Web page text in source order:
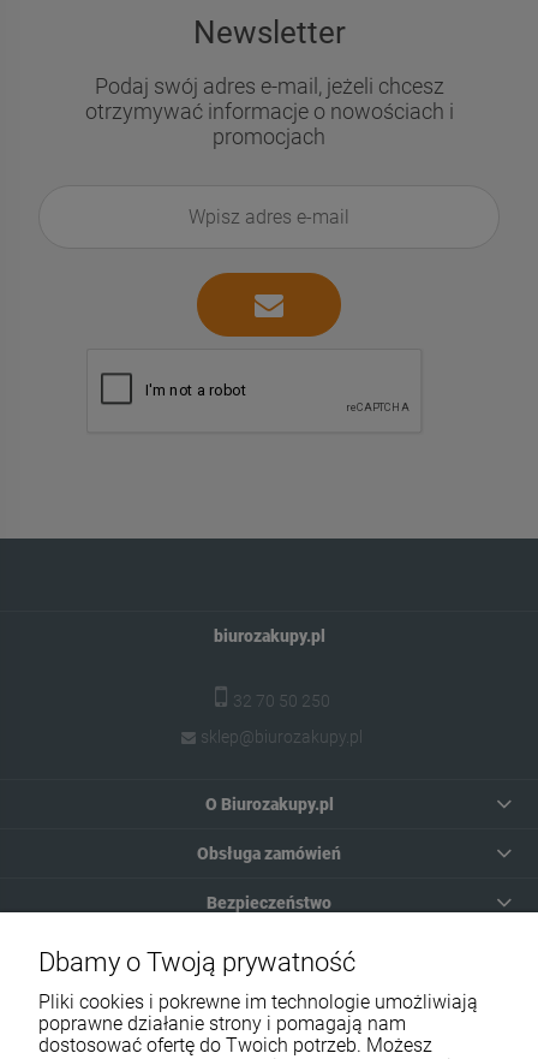
Newsletter
Podaj swój adres e-mail, jeżeli chcesz
otrzymywać informacje o nowościach i
promocjach
biurozakupy.pl
32 70 50 250
sklep@biurozakupy.pl
O Biurozakupy.pl
Obsługa zamówień
Bezpieczeństwo
Moje konto
Pomoc
Dbamy o Twoją prywatność
Pliki cookies i pokrewne im technologie umożliwiają
poprawne działanie strony i pomagają nam
dostosować ofertę do Twoich potrzeb. Możesz